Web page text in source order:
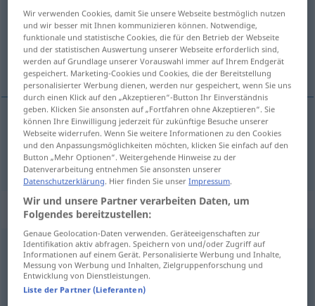
Übersicht aller Übersetzungen
(Für mehr Details die Übersetzung anklicken/antippen)
Band
Bandn nastro
Beispielsätze für "nastro"
nastrodattilografico
Farbbandn
Wir verwenden Cookies, damit Sie unsere Webseite bestmöglich nutzen
und wir besser mit Ihnen kommunizieren können. Notwendige,
funktionale und statistische Cookies, die für den Betrieb der Webseite
und der statistischen Auswertung unserer Webseite erforderlich sind,
werden auf Grundlage unserer Vorauswahl immer auf Ihrem Endgerät
gespeichert. Marketing-Cookies und Cookies, die der Bereitstellung
personalisierter Werbung dienen, werden nur gespeichert, wenn Sie uns
durch einen Klick auf den „Akzeptieren“-Button Ihr Einverständnis
geben. Klicken Sie ansonsten auf „Fortfahren ohne Akzeptieren“. Sie
können Ihre Einwilligung jederzeit für zukünftige Besuche unserer
Webseite widerrufen. Wenn Sie weitere Informationen zu den Cookies
und den Anpassungsmöglichkeiten möchten, klicken Sie einfach auf den
Button „Mehr Optionen“. Weitergehende Hinweise zu der
Datenverarbeitung entnehmen Sie ansonsten unserer
Datenschutzerklärung. Hier finden Sie unserImpressum.
Wir und unsere Partner verarbeiten Daten, um
Folgendes bereitzustellen:
Genaue Geolocation-Daten verwenden. Geräteeigenschaften zur
Identifikation aktiv abfragen. Speichern von und/oder Zugriff auf
Informationen auf einem Gerät. Personalisierte Werbung und Inhalte,
Messung von Werbung und Inhalten, Zielgruppenforschung und
Entwicklung von Dienstleistungen.
Liste der Partner (Lieferanten)